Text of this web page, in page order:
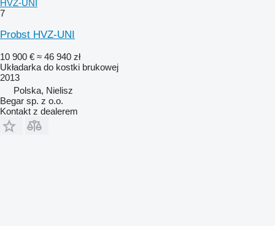
HVZ-UNI
7
Probst HVZ-UNI
10 900 € ≈ 46 940 zł
Układarka do kostki brukowej
2013
Polska, Nielisz
Begar sp. z o.o.
Kontakt z dealerem